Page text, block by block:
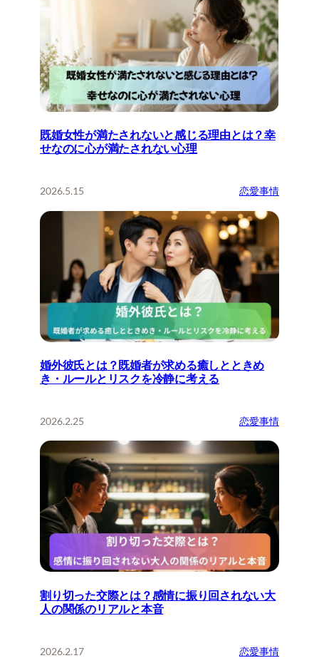
既婚女性が満たされないと感じる理由とは？幸
せなのに心が満たされない心理
2026.5.15 恋愛事情
婚外彼氏とは？既婚者が求める癒しとときめ
き・ルールとリスクを冷静に考える
2026.2.25 恋愛事情
割り切った交際とは？感情に振り回されない大
人の関係のリアルと本音
2026.2.17 恋愛事情